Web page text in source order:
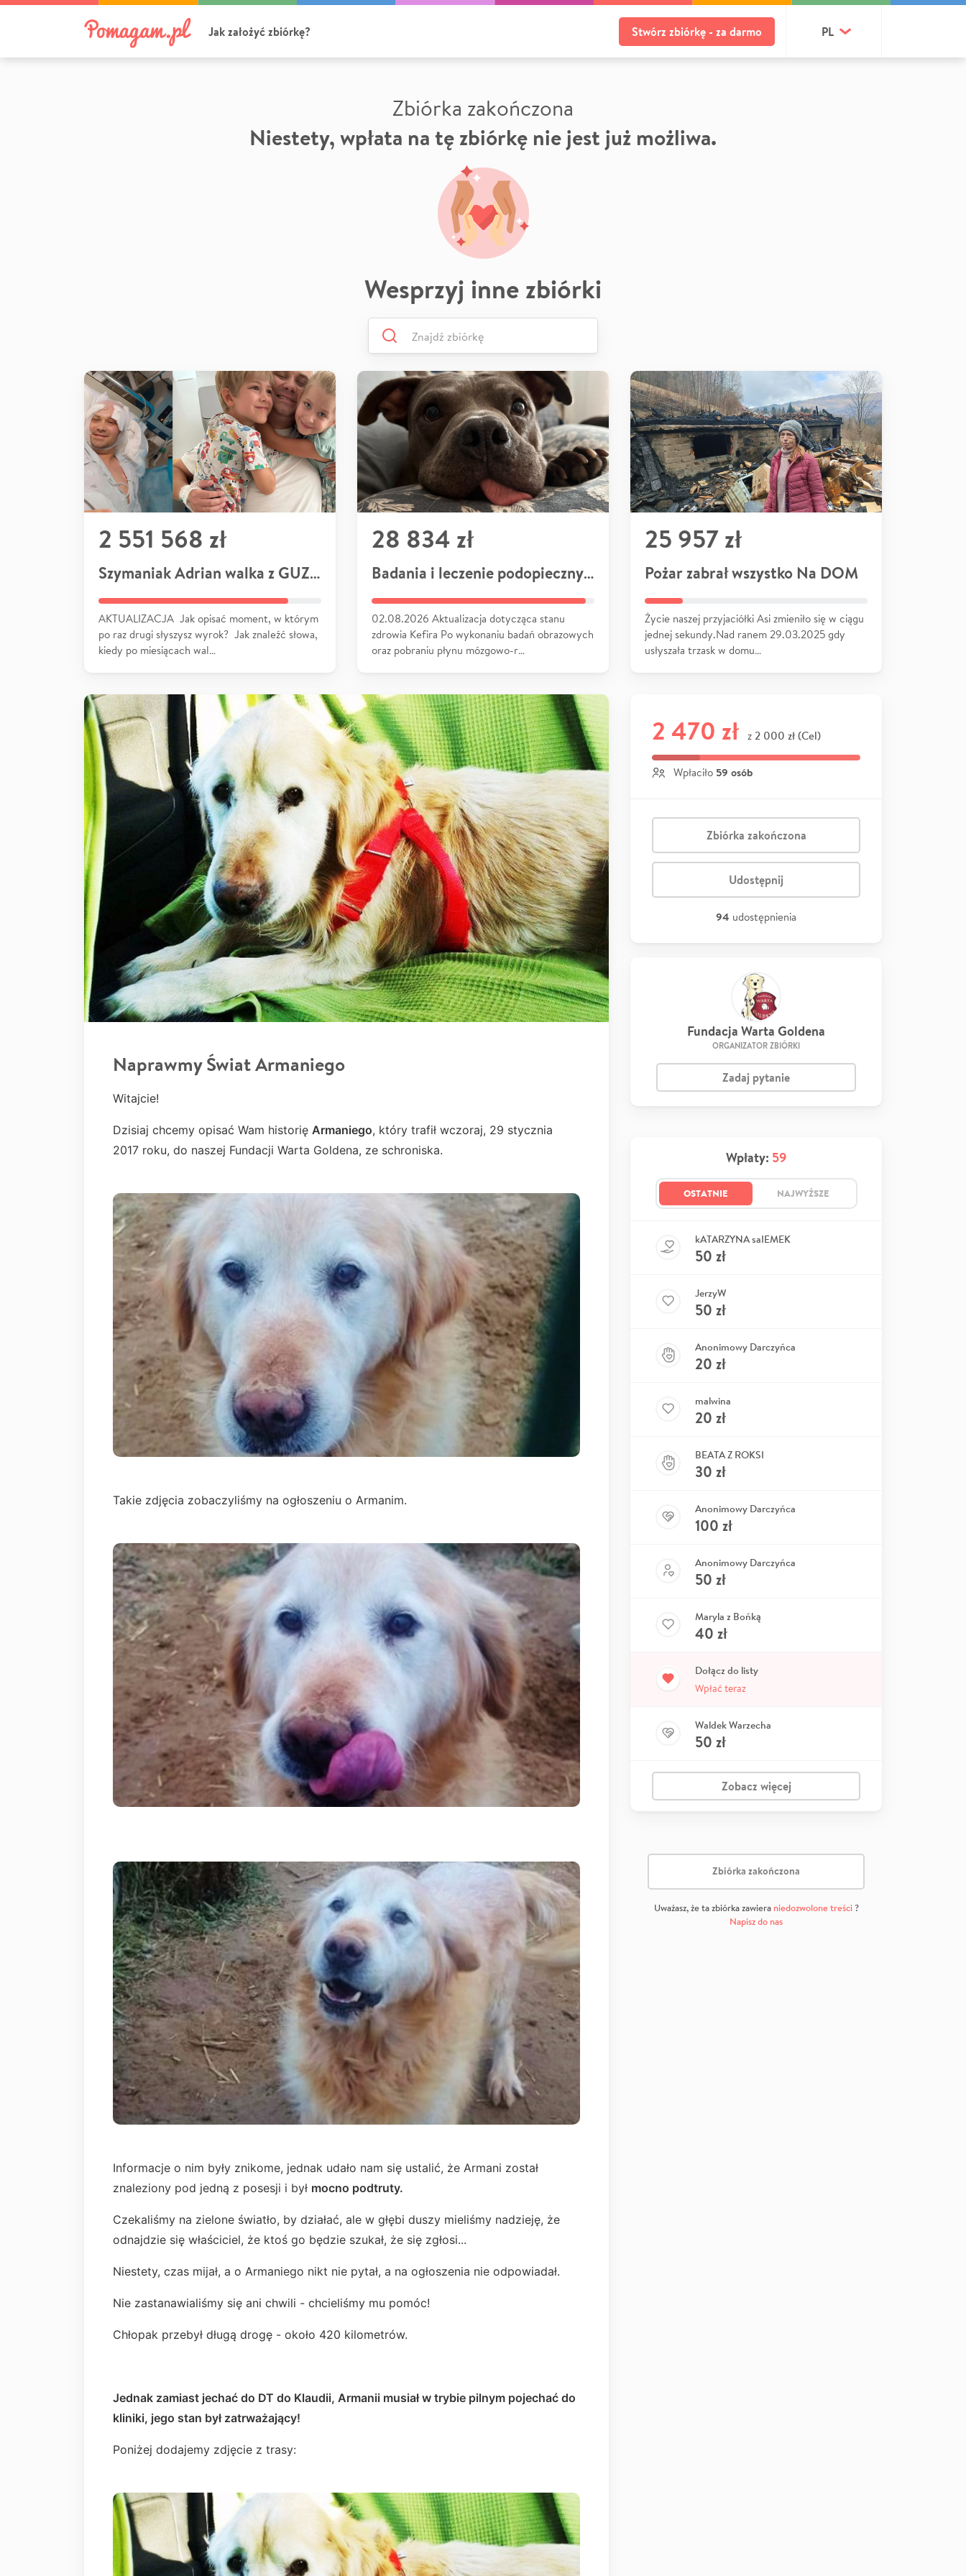
Jak założyć zbiórkę? Stwórz zbiórkę - za darmo PL
Zbiórka zakończona
Niestety, wpłata na tę zbiórkę nie jest już możliwa.
Wesprzyj inne zbiórki
2 551 568 zł
Szymaniak Adrian walka z GUZEM
AKTUALIZACJA Jak opisać moment, w którym
po raz drugi słyszysz wyrok? Jak znaleźć słowa,
kiedy po miesiącach wal…
28 834 zł
Badania i leczenie podopiecznych
02.08.2026 Aktualizacja dotycząca stanu
zdrowia Kefira Po wykonaniu badań obrazowych
oraz pobraniu płynu mózgowo-r…
25 957 zł
Pożar zabrał wszystko Na DOM
Życie naszej przyjaciółki Asi zmieniło się w ciągu
jednej sekundy.Nad ranem 29.03.2025 gdy
usłyszała trzask w domu…
Naprawmy Świat Armaniego
Witajcie!
Dzisiaj chcemy opisać Wam historię Armaniego, który trafił wczoraj, 29 stycznia
2017 roku, do naszej Fundacji Warta Goldena, ze schroniska.
Takie zdjęcia zobaczyliśmy na ogłoszeniu o Armanim.
Informacje o nim były znikome, jednak udało nam się ustalić, że Armani został
znaleziony pod jedną z posesji i był mocno podtruty.
Czekaliśmy na zielone światło, by działać, ale w głębi duszy mieliśmy nadzieję, że
odnajdzie się właściciel, że ktoś go będzie szukał, że się zgłosi...
Niestety, czas mijał, a o Armaniego nikt nie pytał, a na ogłoszenia nie odpowiadał.
Nie zastanawialiśmy się ani chwili - chcieliśmy mu pomóc!
Chłopak przebył długą drogę - około 420 kilometrów.
Jednak zamiast jechać do DT do Klaudii, Armanii musiał w trybie pilnym pojechać do
kliniki, jego stan byłzatrważający!
Poniżej dodajemy zdjęcie z trasy:
2 470 zł z 2 000 zł (Cel)
Wpłaciło 59 osób
Zbiórka zakończona
Udostępnij
94 udostępnienia
Fundacja Warta Goldena
ORGANIZATOR ZBIÓRKI
Zadaj pytanie
Wpłaty: 59
OSTATNIE NAJWYŻSZE
kATARZYNA saIEMEK
50 zł
JerzyW
50 zł
Anonimowy Darczyńca
20 zł
malwina
20 zł
BEATA Z ROKSI
30 zł
Anonimowy Darczyńca
100 zł
Anonimowy Darczyńca
50 zł
Maryla z Bońką
40 zł
Dołącz do listy
Wpłać teraz
Waldek Warzecha
50 zł
Zobacz więcej
Zbiórka zakończona
Uważasz, że ta zbiórka zawiera niedozwolone treści?
Napisz do nas